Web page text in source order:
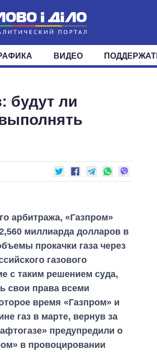
ЭКОНОМИКА ОБЩЕСТВО
КОМИТЕТЫ ФРАКЦИИ
ВИДЕО
будут ли
арбитража, «Газпром»
миллиарда долларов в
прокачки газа через
газового
с таким решением суда,
свои права всеми
время «Газпром» и
газ в марте, вернув за
предупредили о
в провоцировании